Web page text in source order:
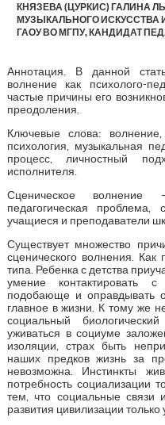
КНЯЗЕВА (ЦУРКИС) ГАЛИНА
МУЗЫКАЛЬНОГО ИСКУССТВА
ГАОУ ВО МГПУ, КАНДИДАТ
Аннотация. В данной
волнение как психолого-
частые причины его
преодоления.
Ключевые слова:
психология, музыкальная
процесс, личностный
исполнителя.
Сценическое волнение
педагогическая проблема,
учащиеся и преподаватели
Существует множество
сценического волнения. Как
типа. Ребенка с детства
умение контактировать
подобающе и оправдывать
главное в жизни. К тому же
социальный
уживаться в социуме
изоляции, страх быть
наших предков жизнь за
невозможна. Инстинкты
потребность социализации
тем, что социальные
развития цивилизации только